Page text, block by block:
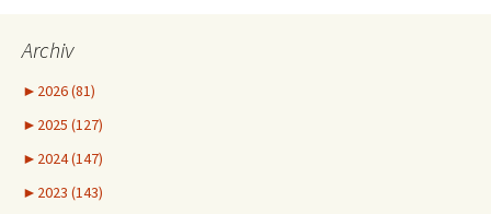
Archiv
► 2026 (81)
► 2025 (127)
► 2024 (147)
► 2023 (143)